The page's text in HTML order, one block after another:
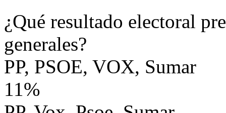
¿Qué resultado electoral
generales?
PP, PSOE, VOX, Sumar
11%